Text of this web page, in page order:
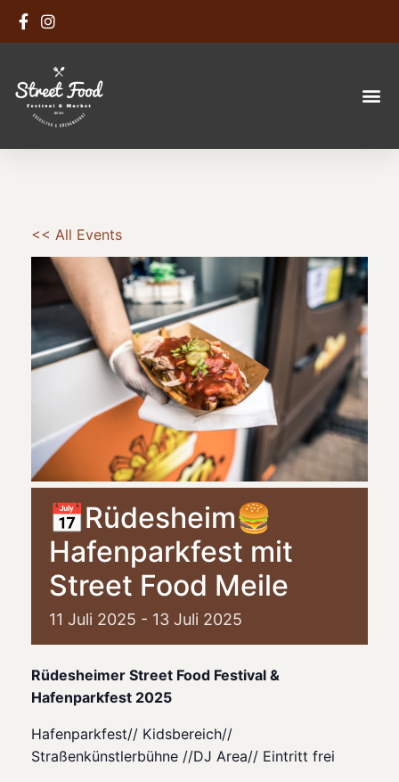
<< All Events
📅Rüdesheim🍔
Hafenparkfest mit
Street Food Meile
11 Juli 2025 - 13 Juli 2025
Rüdesheimer Street Food Festival &
Hafenparkfest 2025
Hafenparkfest// Kidsbereich//
Straßenkünstlerbühne //DJ Area// Eintritt frei